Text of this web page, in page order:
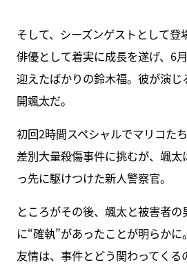
そして、シーズンゲストとして登
俳優として着実に成長を遂げ、6
迎えたばかりの鈴木福。彼が演
開颯太だ。
初回2時間スペシャルでマリコた
差別大量殺傷事件に挑むが、颯
っ先に駆けつけた新人警察官。
ところがその後、颯太と被害者
に“確執”があったことが明らか
友情は、事件とどう関わってくる